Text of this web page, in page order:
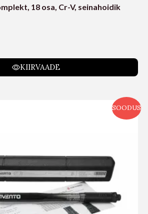
18 osa, Cr-V, seinahoidik
KIIRVAADE
SOODUS